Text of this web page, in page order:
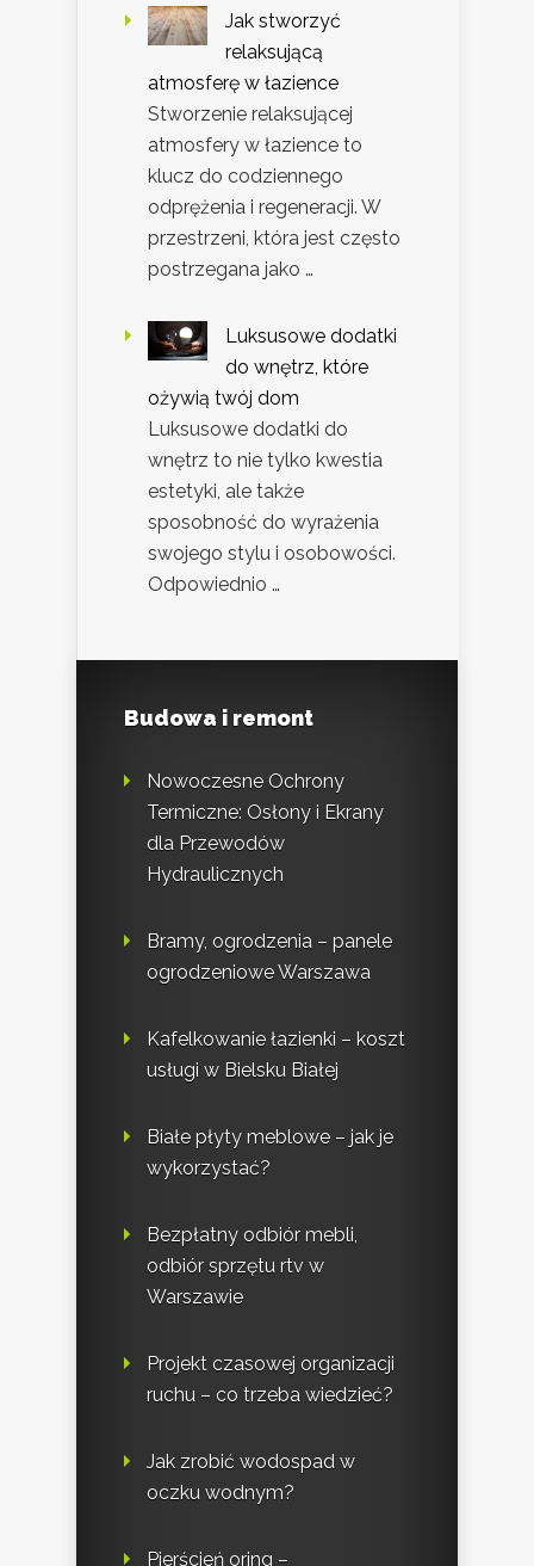
Jak stworzyć
relaksującą
atmosferę w łazience
Stworzenie relaksującej
atmosfery w łazience to
klucz do codziennego
odprężenia i regeneracji. W
przestrzeni, która jest często
postrzegana jako …
Luksusowe dodatki
do wnętrz, które
ożywią twój dom
Luksusowe dodatki do
wnętrz to nie tylko kwestia
estetyki, ale także
sposobność do wyrażenia
swojego stylu i osobowości.
Odpowiednio …
Budowa i remont
Nowoczesne Ochrony
Termiczne: Osłony i Ekrany
dla Przewodów
Hydraulicznych
Bramy, ogrodzenia – panele
ogrodzeniowe Warszawa
Kafelkowanie łazienki – koszt
usługi w Bielsku Białej
Białe płyty meblowe – jak je
wykorzystać?
Bezpłatny odbiór mebli,
odbiór sprzętu rtv w
Warszawie
Projekt czasowej organizacji
ruchu – co trzeba wiedzieć?
Jak zrobić wodospad w
oczku wodnym?
Pierścień oring –